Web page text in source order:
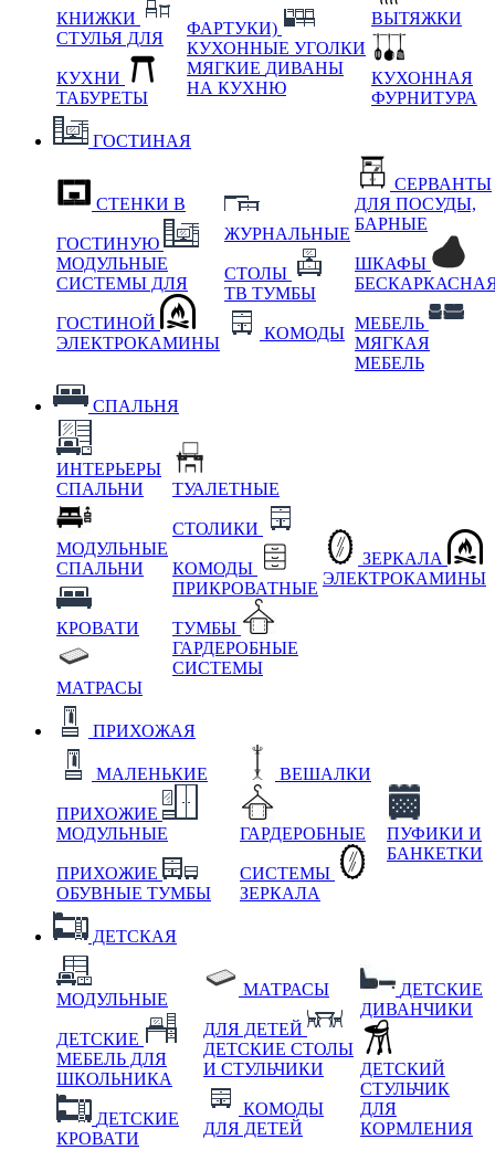
КНИЖКИ
СТУЛЬЯ ДЛЯ
КУХНИ
ТАБУРЕТЫ
ФАРТУКИ)
КУХОННЫЕ УГОЛКИ
МЯГКИЕ ДИВАНЫ
НА КУХНЮ
ВЫТЯЖКИ
КУХОННАЯ
ФУРНИТУРА
ГОСТИНАЯ
СТЕНКИ В
ГОСТИНУЮ
МОДУЛЬНЫЕ
СИСТЕМЫ ДЛЯ
ГОСТИНОЙ
ЭЛЕКТРОКАМИНЫ
ЖУРНАЛЬНЫЕ
СТОЛЫ
ТВ ТУМБЫ
КОМОДЫ
СЕРВАНТЫ
ДЛЯ ПОСУДЫ,
БАРНЫЕ
ШКАФЫ
МЕБЕЛЬ
МЯГКАЯ
МЕБЕЛЬ
СПАЛЬНЯ
ИНТЕРЬЕРЫ
СПАЛЬНИ
МОДУЛЬНЫЕ
СПАЛЬНИ
КРОВАТИ
МАТРАСЫ
ТУАЛЕТНЫЕ
СТОЛИКИ
КОМОДЫ
ПРИКРОВАТНЫЕ
ТУМБЫ
ГАРДЕРОБНЫЕ
СИСТЕМЫ
ЗЕРКАЛА
ЭЛЕКТРОКАМИНЫ
ПРИХОЖАЯ
МАЛЕНЬКИЕ
ПРИХОЖИЕ
МОДУЛЬНЫЕ
ПРИХОЖИЕ
ОБУВНЫЕ ТУМБЫ
ВЕШАЛКИ
ГАРДЕРОБНЫЕ
СИСТЕМЫ
ЗЕРКАЛА
ПУФИКИ И
БАНКЕТКИ
ДЕТСКАЯ
МОДУЛЬНЫЕ
ДЕТСКИЕ
МЕБЕЛЬ ДЛЯ
ШКОЛЬНИКА
ДЕТСКИЕ
КРОВАТИ
МАТРАСЫ
ДЛЯ ДЕТЕЙ
ДЕТСКИЕ СТОЛЫ
И СТУЛЬЧИКИ
КОМОДЫ
ДЛЯ ДЕТЕЙ
ДЕТСКИЕ
ДИВАНЧИКИ
ДЕТСКИЙ
СТУЛЬЧИК
ДЛЯ
КОРМЛЕНИЯ